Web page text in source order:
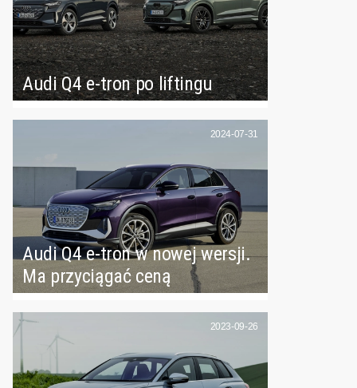
Audi Q4 e-tron po liftingu
Audi Q4 e-tron w nowej wersji.
Ma przyciągać ceną
2024-07-31
2023-09-26